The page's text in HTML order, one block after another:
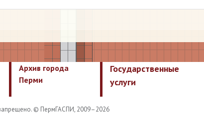
Архив города
Перми
Государственные
услуги
© ПермГАСПИ, 2009–2026